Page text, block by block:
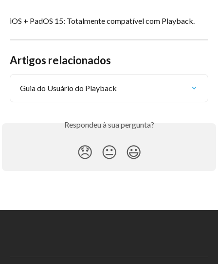
iOS + PadOS 15: Totalmente compatível com Playback.
Artigos relacionados
Guia do Usuário do Playback
Respondeu à sua pergunta?
😞 😐 😃